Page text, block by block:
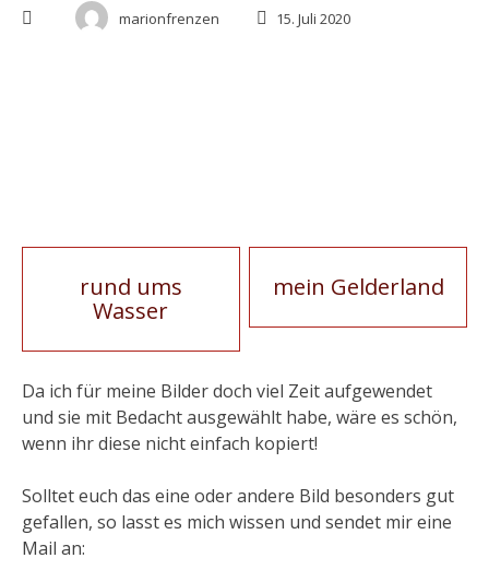
marionfrenzen 15. Juli 2020
Artikel-
Navigation
rund ums
Wasser
mein Gelderland
Da ich für meine Bilder doch viel Zeit aufgewendet
und sie mit Bedacht ausgewählt habe, wäre es schön,
wenn ihr diese nicht einfach kopiert!
Solltet euch das eine oder andere Bild besonders gut
gefallen, so lasst es mich wissen und sendet mir eine
Mail an: